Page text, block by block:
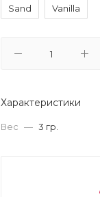
Sand Vanilla
Характеристики
Вес — 3 гр.